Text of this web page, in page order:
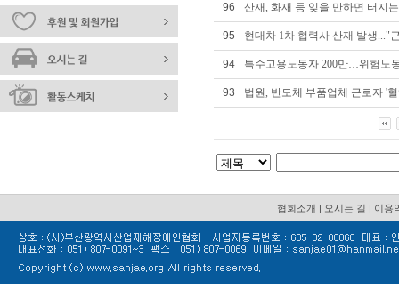
96 산재, 화재 등 잊을 만하면 터지
95 현대차 1차 협력사 산재 발생..."
94 특수고용노동자 200만…위험노
93 법원, 반도체 부품업체 근로자 '
협회소개 | 오시는 길 | 이용